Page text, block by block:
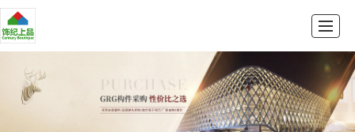
首页 新闻动态 公司介绍 联系我们